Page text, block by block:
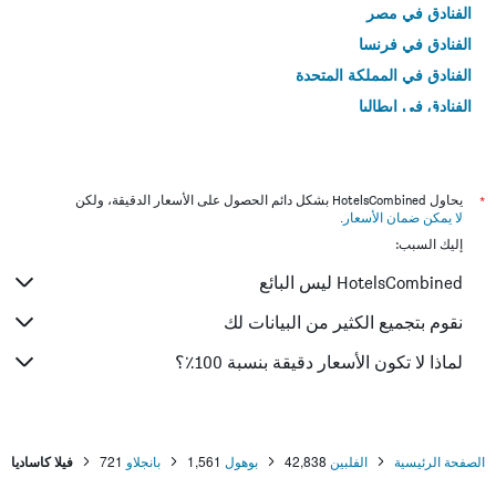
الفنادق في مصر
الفنادق في فرنسا
الفنادق في المملكة المتحدة
الفنادق في إيطاليا
*
يحاول HotelsCombined بشكل دائم الحصول على الأسعار الدقيقة، ولكن
لا يمكن ضمان الأسعار .
إليك السبب:
HotelsCombined ليس البائع
نقوم بتجميع الكثير من البيانات لك
لماذا لا تكون الأسعار دقيقة بنسبة 100٪؟
الصفحة الرئيسية الفلبين 42,838 بوهول 1,561 بانجلاو 721 فيلا كاساديا